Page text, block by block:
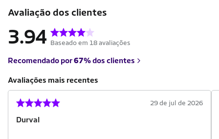
Avaliação dos clientes
3.94 Baseado em 18 avaliações
Recomendado por67%dos clientes
Avaliações mais recentes
Durval
29 de jul de 2026